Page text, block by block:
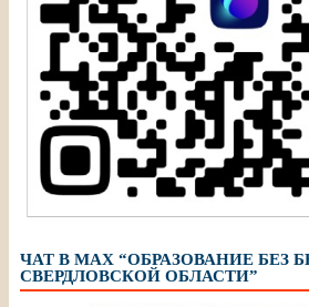
ЧАТ В МАХ “ОБРАЗОВАНИЕ БЕЗ
СВЕРДЛОВСКОЙ ОБЛАСТИ”